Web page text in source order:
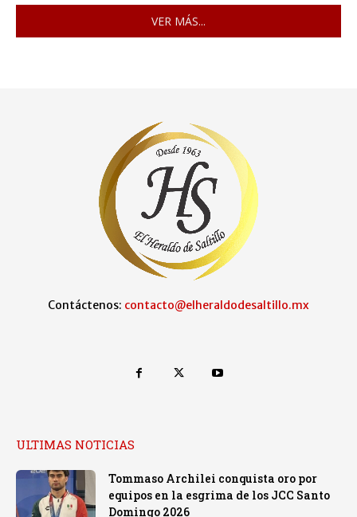
VER MÁS...
Contáctenos: contacto@elheraldodesaltillo.mx
ULTIMAS NOTICIAS
Tommaso Archilei conquista oro por
equipos en la esgrima de los JCC Santo
Domingo 2026